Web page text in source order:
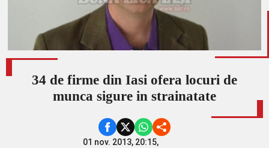
34 de firme din Iasi ofera locuri de
munca sigure in strainatate
01 nov. 2013, 20:15,